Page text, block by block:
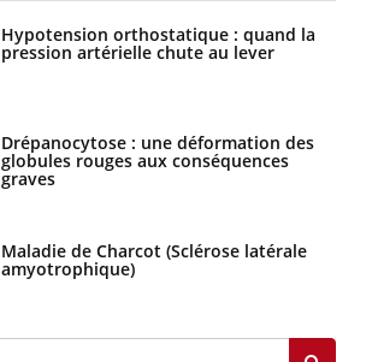
Hypotension orthostatique : quand la
pression artérielle chute au lever
Drépanocytose : une déformation des
globules rouges aux conséquences
graves
Maladie de Charcot (Sclérose latérale
amyotrophique)